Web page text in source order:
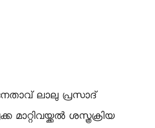
ലാലു പ്രസാദ്
മാറ്റിവയ്ക്കല്‍ ശസ്ത്രക്രിയ